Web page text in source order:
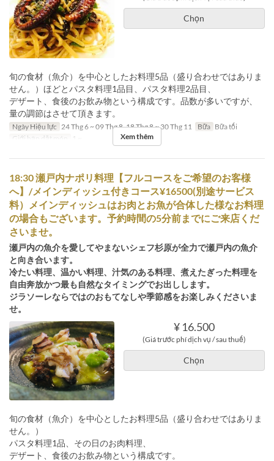
Chọn
旬の食材（魚介）を中心としたお料理5品（盛り合わせではありま
せん。）ほどとパスタ料理1品目、パスタ料理2品目、
デザート、食後のお飲み物という構成です。品数が多いですが、
量の調節はさせて頂きます。
Ngày Hiệu lực 24 Thg 6 ~ 09 Thg 8, 18 Thg 8 ~ 30 Thg 11 Bữa Bữa tối
Giới hạn dặt món
1 ~ Xem thêm
18:30 瀬戸内ナポリ料理【フルコースをご希望のお客様
へ】/メインディッシュ付きコース¥16500(別途サービス
料）メインディッシュはお肉とお魚が合体した様なお料理
の場合もございます。予約時間の5分前までにご来店くだ
さいませ。
瀬戸内の魚介を愛してやまないシェフ杉原が全力で瀬戸内の魚介
と向き合います。
冷たい料理、温かい料理、汁気のある料理、煮えたぎった料理を
自由奔放かつ最も自然なタイミングでお出しします。
ジラソーレならではのおもてなしや季節感をお楽しみくださいま
せ。
¥ 16.500
(Giá trước phí dịch vụ / sau thuế)
Chọn
旬の食材（魚介）を中心としたお料理5品（盛り合わせではありま
せん。）
パスタ料理1品、その日のお肉料理、
デザート、食後のお飲み物という構成です。